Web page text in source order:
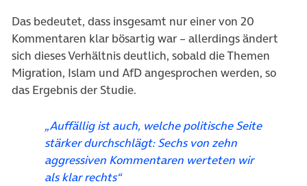
Das bedeutet, dass insgesamt nur einer von 20
Kommentaren klar bösartig war – allerdings ändert
sich dieses Verhältnis deutlich, sobald die Themen
Migration, Islam und AfD angesprochen werden, so
das Ergebnis der Studie.
„Auffällig ist auch, welche politische Seite
stärker durchschlägt: Sechs von zehn
aggressiven Kommentaren werteten wir
als klar rechts“